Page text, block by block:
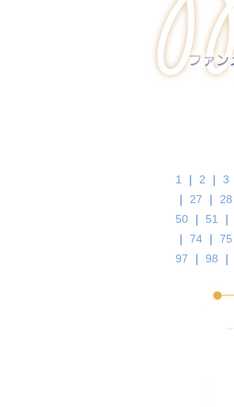
1 ｜ 2 ｜ 3
｜ 27 ｜ 28
50 ｜ 51 ｜
｜ 74 ｜ 75
97 ｜ 98 ｜